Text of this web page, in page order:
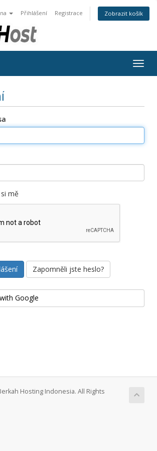
Přihlášení Registrace Zobrazit košík
mě
Zapomněli jste heslo?
Google
Hosting Indonesia. All Rights